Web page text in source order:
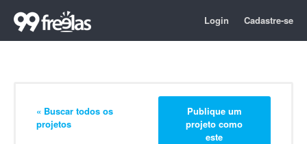
Login Cadastre-se
« Buscar todos os
projetos
Publique um
projeto como
este